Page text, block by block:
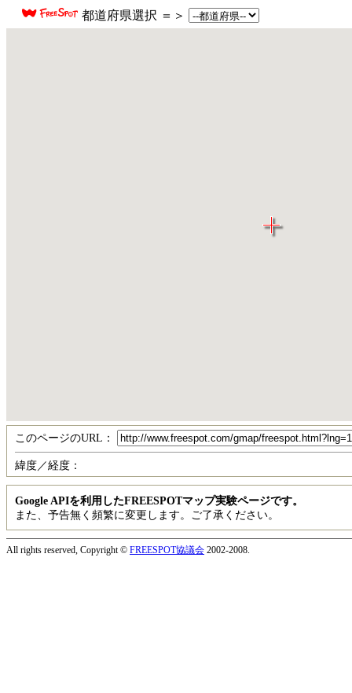
都道府県選択 ＝＞
このページのURL：
緯度／経度：
Google APIを利用したFREESPOTマップ実験ページです。
また、予告無く頻繁に変更します。ご了承ください。
All rights reserved, Copyright © FREESPOT協議会 2002-2008.